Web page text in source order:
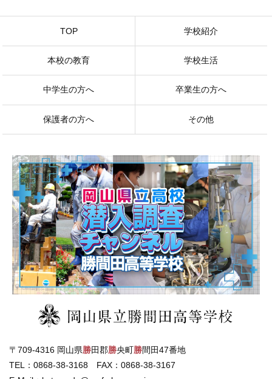
TOP 学校紹介
本校の教育 学校生活
中学生の方へ 卒業生の方へ
保護者の方へ その他
〒709-4316 岡山県勝田郡勝央町勝間田47番地
TEL：0868-38-3168 FAX：0868-38-3167